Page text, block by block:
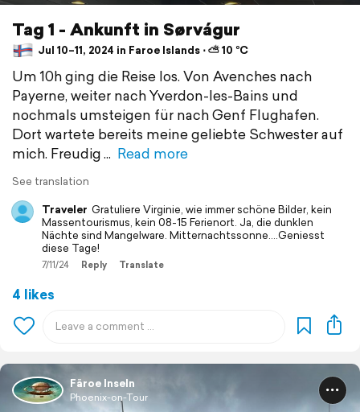
Tag 1 - Ankunft in Sørvágur
Jul 10–11, 2024 in Faroe Islands ⋅ ⛅ 10 °C
Um 10h ging die Reise los. Von Avenches nach
Payerne, weiter nach Yverdon-les-Bains und
nochmals umsteigen für nach Genf Flughafen.
Dort wartete bereits meine geliebte Schwester auf
mich. Freudig
Read more
See translation
Traveler Gratuliere Virginie, wie immer schöne Bilder, kein
Massentourismus, kein 08-15 Ferienort. Ja, die dunklen
Nächte sind Mangelware. Mitternachtssonne....Geniesst
diese Tage!
7/11/24 Reply Translate
4 likes
Färoe Inseln
Phoenix-on-Tour